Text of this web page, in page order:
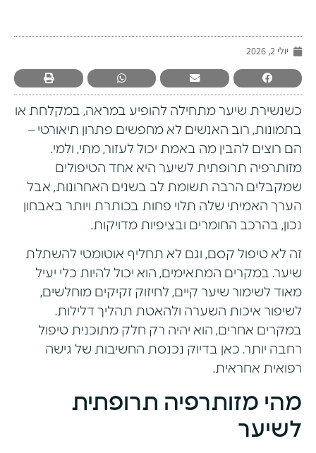
יולי 2, 2026
כשנשירת שיער מתחילה להופיע במראה, במקלחת או
בתמונות, רוב האנשים לא מחפשים פתרון תיאורטי –
הם רוצים להבין מה באמת יכול לעזור, מתי, ולמי.
מזותרפיה תרופתית לשיער היא אחד הטיפולים
שמקבלים הרבה תשומת לב בשנים האחרונות, אבל
הערך האמיתי שלה תלוי פחות בכותרת ויותר באבחון
נכון, בהרכב החומרים ובציפיות מדויקות.
זה לא טיפול קסם, וגם לא תחליף אוטומטי להשתלת
שיער. במקרים המתאימים, הוא יכול להיות כלי יעיל
מאוד לשימור שיער קיים, לחיזוק זקיקים מוחלשים,
לשיפור איכות השערה ולהאטת תהליך דלילות.
במקרים אחרים, הוא יהיה רק חלק מתוכנית טיפול
רחבה יותר. כאן בדיוק נכנסת החשיבות של גישה
רפואית אחראית.
מהי מזותרפיה תרופתית
לשיער